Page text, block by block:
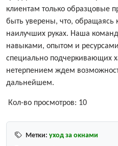
клиентам только образцовые
быть уверены, что, обращаясь
наилучших руках. Наша
навыками, опытом и
специально подчеркивающих
нетерпением ждем
дальнейшем.
Кол-во просмотров: 10
Метки: уход за окнами